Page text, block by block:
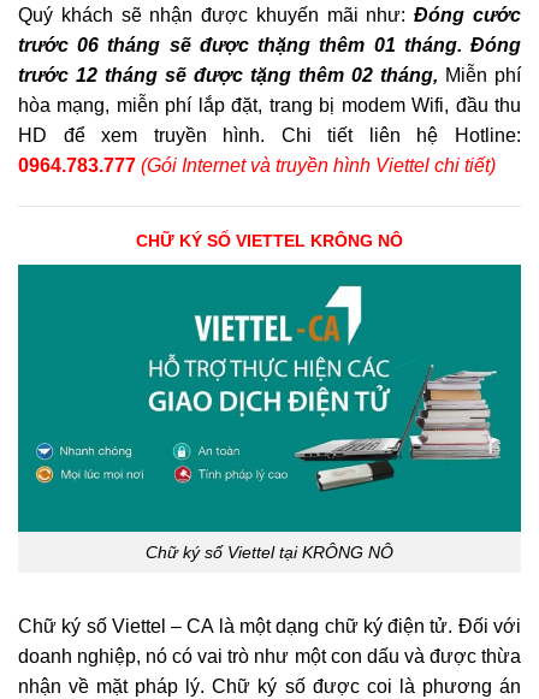
Quý khách sẽ nhận được khuyến mãi như:Đóng cước
trước 06 tháng sẽ được thặng thêm 01 tháng. Đóng
trước 12 tháng sẽ được tặng thêm 02 tháng, Miễn phí
hòa mạng, miễn phí lắp đặt, trang bị modem Wifi, đầu thu
HD để xem truyền hình. Chi tiết liên hệ Hotline:
0964.783.777 (Gói Internet và truyền hình Viettel chi tiết)
CHỮ KÝ SỐ VIETTEL KRÔNG NÔ
Chữ ký số Viettel tại KRÔNG NÔ
Chữ ký số Viettel – CA là một dạng chữ ký điện tử. Đối với
doanh nghiệp, nó có vai trò như một con dấu và được thừa
nhận về mặt pháp lý. Chữ ký số được coi là phương án